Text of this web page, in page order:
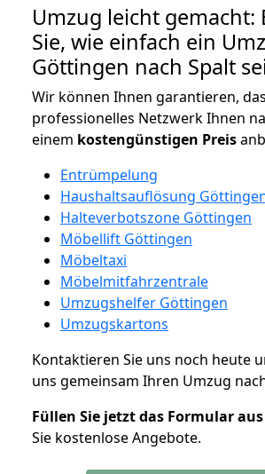
Umzug leicht gemacht:
Sie, wie einfach ein
Göttingen nach Spalt
Wir können Ihnen garantieren,
professionelles Netzwerk Ihnen
einem kostengünstigen Preis
Entrümpelung
Haushaltsauflösung
Halteverbotszone Göttingen
Möbellift Göttingen
Möbeltaxi
Möbelmitfahrzentrale
Umzugshelfer Göttingen
Umzugskartons
Kontaktieren Sie uns noch heute
uns gemeinsam Ihren Umzug
Füllen Sie jetzt das Formular aus
Sie kostenlose Angebote.